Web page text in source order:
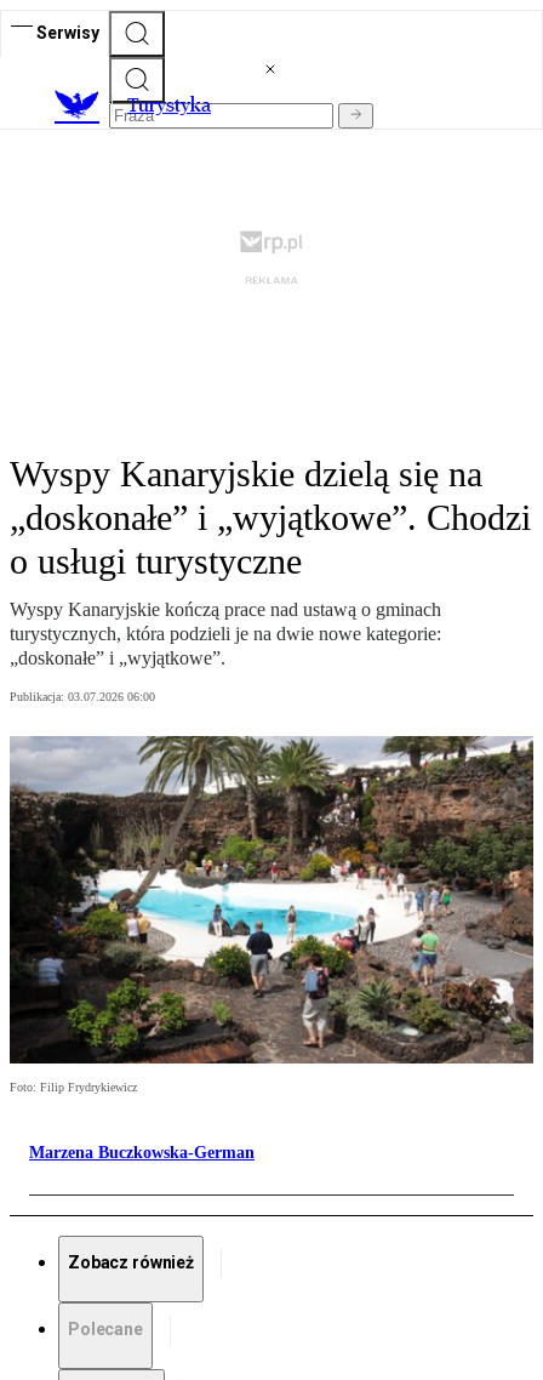
Serwisy
Turystyka
Wyspy Kanaryjskie dzielą się na
„doskonałe” i „wyjątkowe”. Chodzi
o usługi turystyczne
Wyspy Kanaryjskie kończą prace nad ustawą o gminach
turystycznych, która podzieli je na dwie nowe kategorie:
„doskonałe” i „wyjątkowe”.
Publikacja: 03.07.2026 06:00
Foto: Filip Frydrykiewicz
Marzena Buczkowska-German
Zobacz również
Polecane